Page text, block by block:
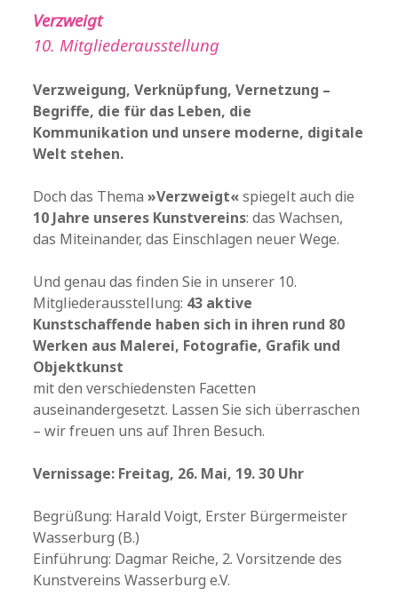
Verzweigt
10. Mitgliederausstellung
Verzweigung, Verknüpfung, Vernetzung –
Begriffe, die für das Leben, die
Kommunikation und unsere moderne, digitale
Welt stehen.
Doch das Thema »Verzweigt«spiegelt auch die
10 Jahre unseres Kunstvereins: das Wachsen,
das Miteinander, das Einschlagen neuer Wege.
Und genau das finden Sie in unserer 10.
Mitgliederausstellung: 43 aktive
Kunstschaffende haben sich in ihren rund 80
Werken aus Malerei, Fotografie, Grafik und
Objektkunst
mit den verschiedensten Facetten
auseinandergesetzt. Lassen Sie sich überraschen
– wir freuen uns auf Ihren Besuch.
Vernissage: Freitag, 26. Mai, 19. 30 Uhr
Begrüßung: Harald Voigt, Erster Bürgermeister
Wasserburg (B.)
Einführung: Dagmar Reiche, 2. Vorsitzende des
Kunstvereins Wasserburg e.V.